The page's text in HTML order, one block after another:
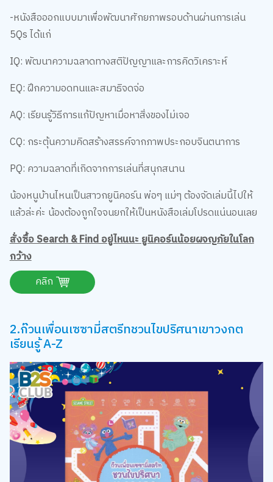
-หนังสือออกแบบมาเพื่อพัฒนาศักยภาพรอบด้านผ่านการเล่น
5Qs ได้แก่
IQ: พัฒนาความฉลาดทางสติปัญญาและการคิดวิเคราะห์
EQ: ฝึกความอดทนและสมาธิจดจ่อ
AQ: เรียนรู้วิธีการแก้ปัญหาเมื่อหาสิ่งของไม่เจอ
CQ: กระตุ้นความคิดสร้างสรรค์จากภาพประกอบจินตนาการ
PQ: ความฉลาดที่เกิดจากการเล่นที่สนุกสนาน
น้องหนูบ้านไหนเป็นสาวกยูนิคอร์น พ่อๆ แม่ๆ ต้องจัดเล่มนี้ไปให้
แล้วล่ะค่ะ น้องต้องถูกใจจนยกให้เป็นหนังสือเล่มโปรดแน่นอนเลย
สั่งซื้อ Search & Find อยู่ไหนนะ ยูนิคอร์นน้อยผจญภัยในโลก
กว้าง
คลิก
2.ก๊วนเพื่อนเซซามี่สตรีทชวนไขปริศนาเขาวงกต
เรียนรู้ A-Z